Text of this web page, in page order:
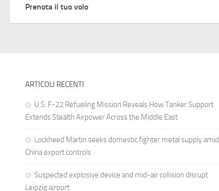
Prenota il tuo volo
ARTICOLI RECENTI
U.S. F-22 Refueling Mission Reveals How Tanker Support
Extends Stealth Airpower Across the Middle East
Lockheed Martin seeks domestic fighter metal supply amid
China export controls
Suspected explosive device and mid-air collision disrupt
Leipzig airport